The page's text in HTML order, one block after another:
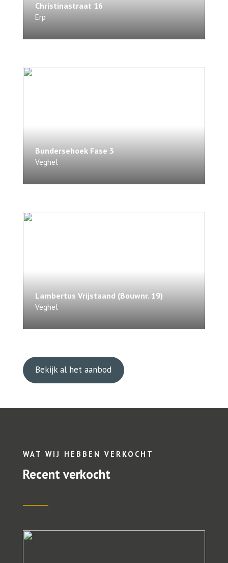
Christinastraat 16
Erp
Bundersehoek Fase 3
Veghel
Lambertus Vrijstaand (Bouwnr. 19)
Veghel
Bekijk al het aanbod
WAT WIJ HEBBEN VERKOCHT
Recent verkocht